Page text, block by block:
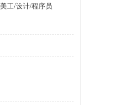
美工/设计/程序员